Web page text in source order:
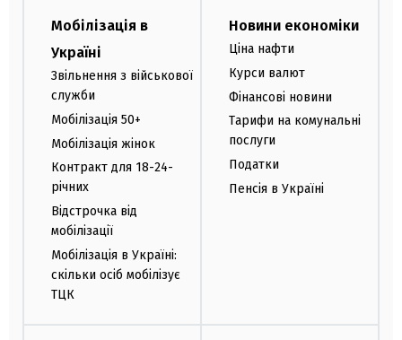
Мобілізація в
Україні
Звільнення з військової
служби
Мобілізація 50+
Мобілізація жінок
Контракт для 18-24-
річних
Відстрочка від
мобілізації
Мобілізація в Україні:
скільки осіб мобілізує
ТЦК
Новини економіки
Ціна нафти
Курси валют
Фінансові новини
Тарифи на комунальні
послуги
Податки
Пенсія в Україні